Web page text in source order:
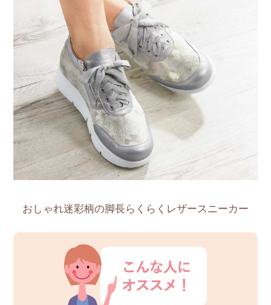
おしゃれ迷彩柄の脚長らくらくレザースニーカー